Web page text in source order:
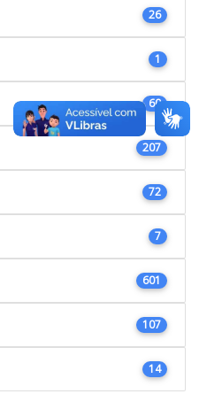
26
1
60
207
72
7
601
107
14